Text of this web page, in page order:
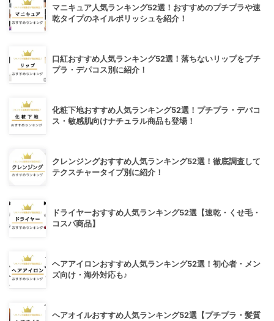
マニキュア人気ランキング52選！おすすめのプチプラや速
乾タイプのネイルポリッシュを紹介！
口紅おすすめ人気ランキング52選！落ちないリップをプチ
プラ・デパコス別に紹介！
化粧下地おすすめ人気ランキング52選！プチプラ・デパコ
ス・敏感肌向けナチュラル商品も登場！
クレンジングおすすめ人気ランキング52選！徹底調査して
テクスチャータイプ別に紹介！
ドライヤーおすすめ人気ランキング52選【速乾・くせ毛・
コスパ商品】
ヘアアイロンおすすめ人気ランキング52選！初心者・メン
ズ向け・海外対応も♪
ヘアオイルおすすめ人気ランキング52選【プチプラ・髪質